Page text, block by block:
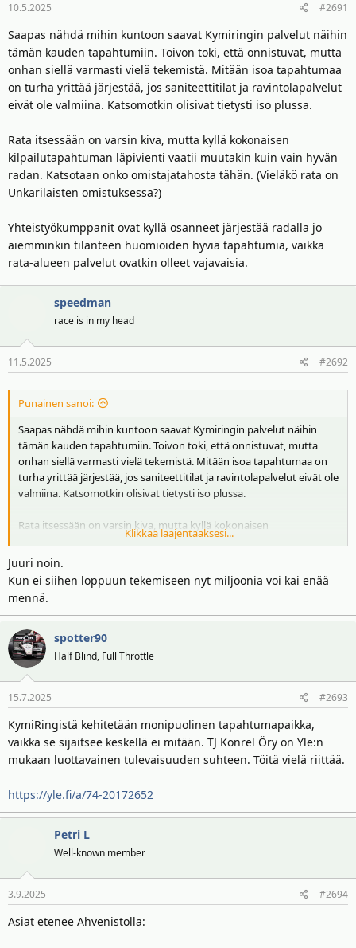
10.5.2025 #2691
Saapas nähdä mihin kuntoon saavat Kymiringin palvelut näihin
tämän kauden tapahtumiin. Toivon toki, että onnistuvat, mutta
onhan siellä varmasti vielä tekemistä. Mitään isoa tapahtumaa
on turha yrittää järjestää, jos saniteettitilat ja ravintolapalvelut
eivät ole valmiina. Katsomotkin olisivat tietysti iso plussa.
Rata itsessään on varsin kiva, mutta kyllä kokonaisen
kilpailutapahtuman läpivienti vaatii muutakin kuin vain hyvän
radan. Katsotaan onko omistajatahosta tähän. (Vieläkö rata on
Unkarilaisten omistuksessa?)
Yhteistyökumppanit ovat kyllä osanneet järjestää radalla jo
aiemminkin tilanteen huomioiden hyviä tapahtumia, vaikka
rata-alueen palvelut ovatkin olleet vajavaisia.
speedman
race is in my head
11.5.2025 #2692
Punainen sanoi:
Saapas nähdä mihin kuntoon saavat Kymiringin palvelut näihin
tämän kauden tapahtumiin. Toivon toki, että onnistuvat, mutta
onhan siellä varmasti vielä tekemistä. Mitään isoa tapahtumaa on
turha yrittää järjestää, jos saniteettitilat ja ravintolapalvelut eivät ole
valmiina. Katsomotkin olisivat tietysti iso plussa.
Rata itsessään on varsin kiva, mutta kyllä kokonaisen
kilpailutapahtuman läpivienti vaatii muutakin kuin vain hyvän
radan. Katsotaan onko omistajatahosta tähän. (Vieläkö rata on
Yhteistyökumppanit ovat kyllä osanneet järjestää radalla jo
aiemminkin tilanteen huomioiden hyviä tapahtumia, vaikka rata-
alueen palvelut ovatkin olleet vajavaisia.
Klikkaa laajentaaksesi...
Juuri noin.
Kun ei siihen loppuun tekemiseen nyt miljoonia voi kai enää
mennä.
spotter90
Half Blind, Full Throttle
15.7.2025 #2693
KymiRingistä kehitetään monipuolinen tapahtumapaikka,
vaikka se sijaitsee keskellä ei mitään. TJ Konrel Öry on Yle:n
mukaan luottavainen tulevaisuuden suhteen. Töitä vielä riittää.
https://yle.fi/a/74-20172652
Petri L
Well-known member
3.9.2025 #2694
Asiat etenee Ahvenistolla: